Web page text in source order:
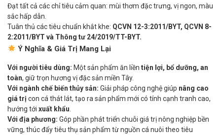
Đạt tất cả các chỉ tiêu cảm quan: mùi thơm đặc trưng, vị ngon, màu
sắc hấp dẫn.
Tuân thủ các tiêu chuẩn khắt khe: QCVN 12-3:2011/BYT, QCVN 8-
2:2011/BYT và Thông tư 24/2019/TT-BYT.
Ý Nghĩa & Giá Trị Mang Lại
Với người tiêu dùng: Một sản phẩm ăn liền tiện lợi, bổ dưỡng, an
toàn, giữ trọn hương vị đặc sản miền Tây.
Với ngành chế biến thủy sản: Giải pháp công nghệ giúp nâng cao
giá trị con cá thát lát, tạo ra sản phẩm mới có tính cạnh tranh cao,
hướng tới xuất khẩu
Với địa phương: Góp phần phát triển chuỗi giá trị nông nghiệp bền
vững, thúc đẩy tiêu thụ sản phẩm từ nguồn cá nuôi theo tiêu